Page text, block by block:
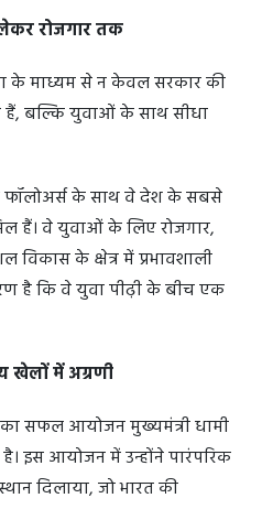
रोजगार तक
के माध्यम से न केवल सरकार की
बल्कि युवाओं के साथ सीधा
के साथ वे देश के सबसे
हैं। वे युवाओं के लिए रोजगार,
विकास के क्षेत्र में प्रभावशाली
है कि वे युवा पीढ़ी के बीच एक
खेलों में अग्रणी
का सफल आयोजन मुख्यमंत्री धामी
इस आयोजन में उन्होंने पारंपरिक
दिलाया, जो भारत की